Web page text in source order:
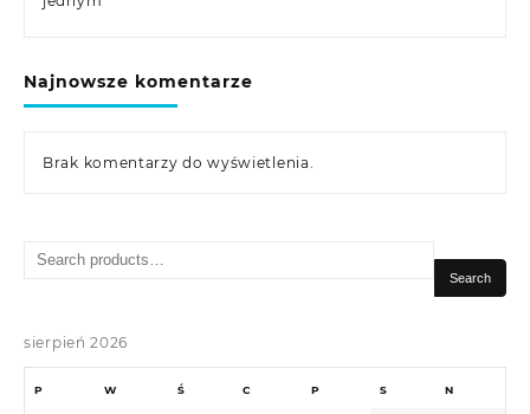
Najnowsze komentarze
Brak komentarzy do wyświetlenia.
Search
Search
sierpień 2026
P W Ś C P S N